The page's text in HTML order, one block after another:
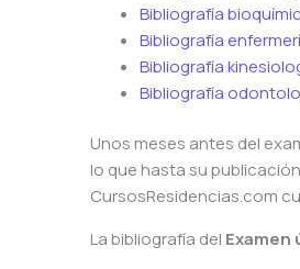
Bibliografía
Bibliografía
Bibliografía
Bibliografía
Unos meses antes del
lo que hasta su
CursosResidencias.com
La bibliografía del Examen